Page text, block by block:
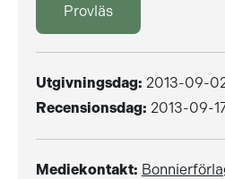
Provläs
Utgivningsdag: 2013-09-
Recensionsdag: 2013-09-
Mediekontakt: